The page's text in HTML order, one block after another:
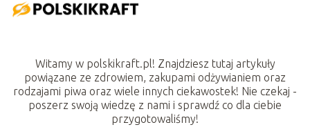
Witamy w polskikraft.pl! Znajdziesz tutaj artykuły
powiązane ze zdrowiem, zakupami odżywianiem oraz
rodzajami piwa oraz wiele innych ciekawostek! Nie czekaj -
poszerz swoją wiedzę z nami i sprawdź co dla ciebie
przygotowaliśmy!